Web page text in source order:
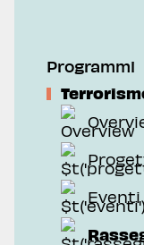
Programmi
Eventi